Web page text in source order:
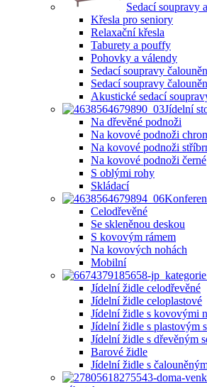
Sedací soupravy
Křesla pro seniory
Relaxační křesla
Taburety a pouffy
Pohovky a válendy
Sedací soupravy
Sedací soupravy
Akustické sedací
Jídelní
Na dřevěné podnoži
Na kovové podnoži
Na kovové podnoži
Na kovové podnoži černé
S oblými rohy
Skládací
Celodřevěné
Se skleněnou deskou
S kovovým rámem
Na kovových nohách
Mobilní
Jídelní židle celodřevěné
Jídelní židle celoplastové
Jídelní židle s kovovými
Jídelní židle s plastovým
Jídelní židle s dřevěným
Barové židle
Jídelní židle s